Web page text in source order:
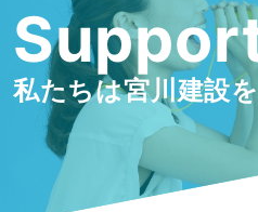
私たちは宮川建設